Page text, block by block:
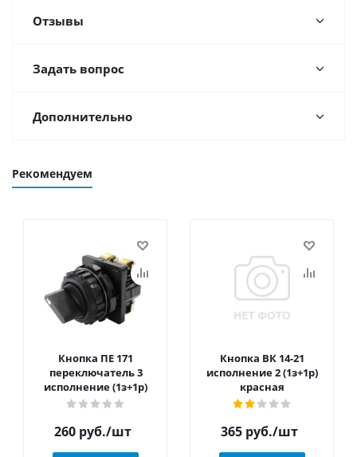
Отзывы
Задать вопрос
Дополнительно
Рекомендуем
Кнопка ПЕ 171
переключатель 3
исполнение (1з+1р)
260 руб./шт
Кнопка ВК 14-21
исполнение 2 (1з+1р)
красная
365 руб./шт